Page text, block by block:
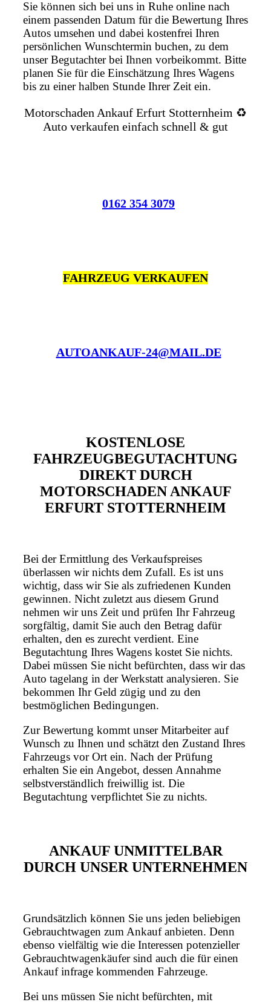
Sie können sich bei uns in Ruhe online nach
einem passenden Datum für die Bewertung Ihres
Autos umsehen und dabei kostenfrei Ihren
persönlichen Wunschtermin buchen, zu dem
unser Begutachter bei Ihnen vorbeikommt. Bitte
planen Sie für die Einschätzung Ihres Wagens
bis zu einer halben Stunde Ihrer Zeit ein.
Motorschaden Ankauf Erfurt Stotternheim ♻️
Auto verkaufen einfach schnell & gut
0162 354 3079
FAHRZEUG VERKAUFEN
AUTOANKAUF-24@MAIL.DE
KOSTENLOSE
FAHRZEUGBEGUTACHTUNG
DIREKT DURCH
MOTORSCHADEN ANKAUF
ERFURT STOTTERNHEIM
Bei der Ermittlung des Verkaufspreises
überlassen wir nichts dem Zufall. Es ist uns
wichtig, dass wir Sie als zufriedenen Kunden
gewinnen. Nicht zuletzt aus diesem Grund
nehmen wir uns Zeit und prüfen Ihr Fahrzeug
sorgfältig, damit Sie auch den Betrag dafür
erhalten, den es zurecht verdient. Eine
Begutachtung Ihres Wagens kostet Sie nichts.
Dabei müssen Sie nicht befürchten, dass wir das
Auto tagelang in der Werkstatt analysieren. Sie
bekommen Ihr Geld zügig und zu den
bestmöglichen Bedingungen.
Zur Bewertung kommt unser Mitarbeiter auf
Wunsch zu Ihnen und schätzt den Zustand Ihres
Fahrzeugs vor Ort ein. Nach der Prüfung
erhalten Sie ein Angebot, dessen Annahme
selbstverständlich freiwillig ist. Die
Begutachtung verpflichtet Sie zu nichts.
ANKAUF UNMITTELBAR
DURCH UNSER UNTERNEHMEN
Grundsätzlich können Sie uns jeden beliebigen
Gebrauchtwagen zum Ankauf anbieten. Denn
ebenso vielfältig wie die Interessen potenzieller
Gebrauchtwagenkäufer sind auch die für einen
Ankauf infrage kommenden Fahrzeuge.
Bei uns müssen Sie nicht befürchten, mit